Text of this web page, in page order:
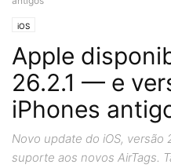
iOS
Apple
26.2.1 — e
iPhones
Novo update do iOS, versão
suporte aos novos AirTags.